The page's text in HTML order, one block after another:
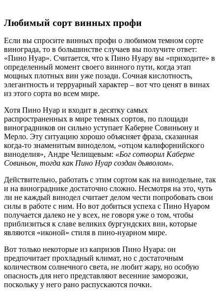
Любимый сорт винных профи
Если вы спросите винных профи о любимом темном сорте
винограда, то в большинстве случаев вы получите ответ:
«Пино Нуар». Считается, что к Пино Нуару вы «приходите» в
определенный момент своего винного пути, когда этап
мощных плотных вин уже позади. Сочная кислотность,
элегантность и терруарный характер – вот что ценят в винах
из этого сорта во всем мире.
Хотя Пино Нуар и входит в десятку самых
распространенных в мире темных сортов, по площади
виноградников он сильно уступает Каберне Совиньону и
Мерло. Эту ситуацию хорошо объясняет фраза, сказанная
когда-то знаменитым виноделом, «отцом калифорнийского
виноделия», Андре Челищевым: «Бог сотворил Каберне
Совиньон, тогда как Пино Нуар создан дьяволом».
Действительно, работать с этим сортом как на винодельне, так
и на винограднике достаточно сложно. Несмотря на это, чуть
ли не каждый винодел считает делом чести попробовать свои
силы в работе с ним. Но вот добиться успеха с Пино Нуаром
получается далеко не у всех, не говоря уже о том, чтобы
приблизиться к славе великих бургундских вин, которые
являются «иконой» стиля в пино-нуарном мире.
Вот только некоторые из капризов Пино Нуара: он
предпочитает прохладный климат, но с достаточным
количеством солнечного света, не любит жару, но особую
опасность для него представляют весенние заморозки,
поскольку у него рано распускаются почки.